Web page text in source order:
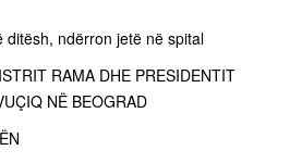
ditësh, ndërron jetë në spital
RAMA DHE PRESIDENTIT
NË BEOGRAD